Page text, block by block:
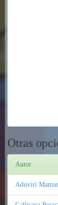
Otras
Autor
Aduviri